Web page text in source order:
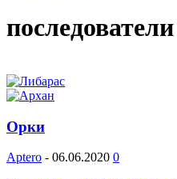
последователи
Орки
Aptero - 06.06.2020 0